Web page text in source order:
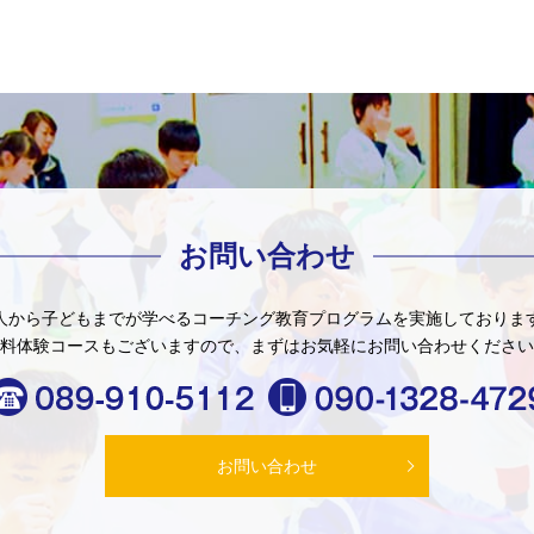
お問い合わせ
から子どもまでが学べるコーチング教育プログラムを実施しておりま
体験コースもございますので、
まずはお気軽にお問い合わせくださ
お問い合わせ